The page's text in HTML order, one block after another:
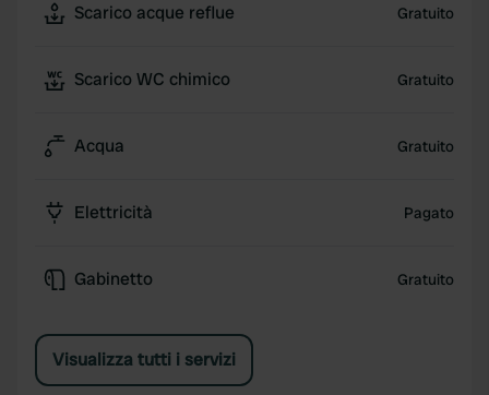
Scarico acque reflue Gratuito
Scarico WC chimico Gratuito
Acqua Gratuito
Elettricità Pagato
Gabinetto Gratuito
Visualizza tutti i servizi